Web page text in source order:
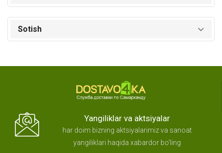
Sotish
Yangiliklar va aktsiyalar
har doim bizning aktsiyalarimiz va sanoat
yangiliklari haqida xabardor bo'ling